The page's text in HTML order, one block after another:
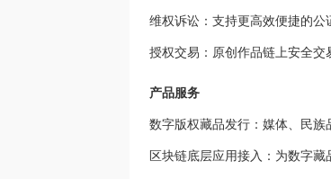
维权诉讼：支持更高效便捷的公
授权交易：原创作品链上安全交
产品服务
数字版权藏品发行：媒体、民族
区块链底层应用接入：为数字藏